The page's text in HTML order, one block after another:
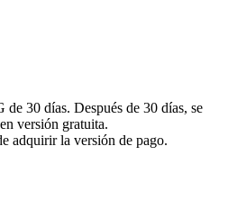
de 30 días. Después de 30 días, se
versión gratuita.
adquirir la versión de pago.